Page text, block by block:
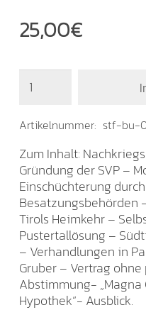
25,00€
"Kapitulation
Paris
Menge
Artikelnummer: stf-bu-
Zum Inhalt:
Gründung der SVP –
Einschüchterung
Besatzungsbehörden
Tirols Heimkehr –
Pustertallösung –
– Verhandlungen in
Gruber – Vertrag
Abstimmung- „Magna
Hypothek“- Ausblick.